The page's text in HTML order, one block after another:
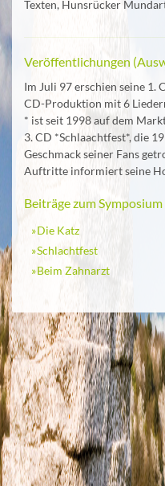
Texten, Hunsrücker
Veröffentlichungen
Im Juli 97 erschien seine 1.
CD-Produktion mit 6
* ist seit 1998 auf dem
3. CD *Schlaachtfest*, die
Geschmack seiner Fans
Auftritte informiert seine
Beiträge zum Symposium
Die Katz
Schlachtfest
Beim Zahnarzt